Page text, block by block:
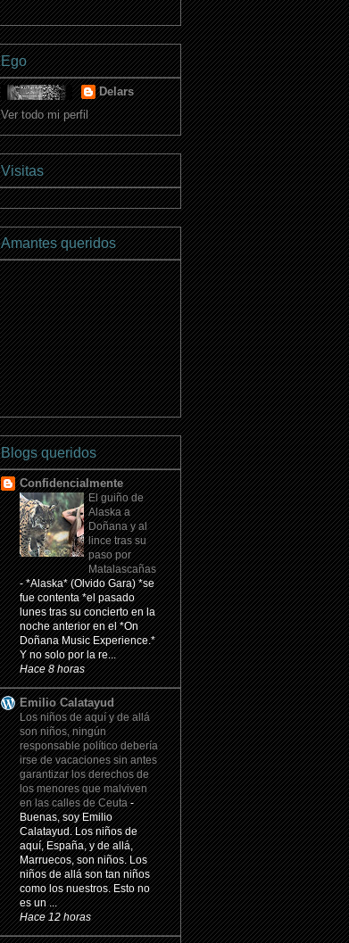
Ego
Delars
Ver todo mi perfil
Visitas
Amantes queridos
Blogs queridos
Confidencialmente
El guiño de
Alaska a
Doñana y al
lince tras su
paso por
Matalascañas
-*Alaska* (Olvido Gara) *se
fue contenta *el pasado
lunes tras su concierto en la
noche anterior en el *On
Doñana Music Experience.*
Y no solo por la re...
Hace 8 horas
Emilio Calatayud
Los niños de aquí y de allá
son niños, ningún
responsable político debería
irse de vacaciones sin antes
garantizar los derechos de
los menores que malviven
en las calles de Ceuta-
Buenas, soy Emilio
Calatayud. Los niños de
aquí, España, y de allá,
Marruecos, son niños. Los
niños de allá son tan niños
como los nuestros. Esto no
es un ...
Hace 12 horas